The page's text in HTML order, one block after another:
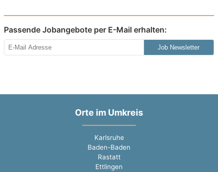
Passende Jobangebote per E-Mail erhalten:
Job Newsletter
Orte im Umkreis
Karlsruhe
Baden-Baden
Rastatt
Ettlingen